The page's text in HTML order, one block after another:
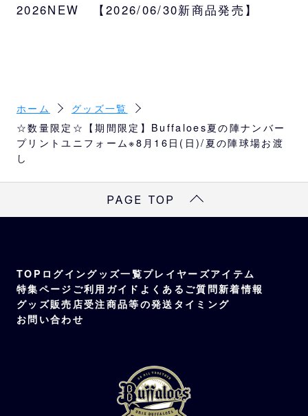
者にお渡しするユニフォームを、事前にプリ
※「Bs夏の陣2026 supported by SAMTY」
ユニフォーム付きチケットをお持ちの方以外
は購入できません。
選手
2026NEW 【2026/06/30新商品発売】
ホーム
グッズ一覧
☆数量限定☆【期間限定】Buffaloes夏の陣ナンバー
プリントユニフォーム※8月16日(日)/夏の陣球場お渡
し
PAGE TOP
TOP ログイングッズ一覧プレイヤーズアイテム
特集ページ ご利用ガイド よくあるご質問新着情報
グッズ販売店受注商品等の発送タイミング
お問い合わせ